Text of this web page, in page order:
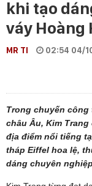
khi tạo
váy Hoàng
MR TI 02:54 04/
Trong chuyến
châu Âu, Kim
địa điểm nổi tiếng
tháp Eiffel hoa lệ,
dáng chuyên